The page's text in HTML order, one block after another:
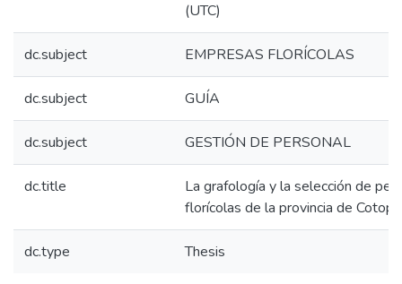
(UTC)
dc.subject EMPRESAS FLORÍCOLAS
dc.subject GUÍA
dc.subject GESTIÓN DE PERSONAL
dc.title
La grafología y la selección de
florícolas de la provincia de
dc.type Thesis